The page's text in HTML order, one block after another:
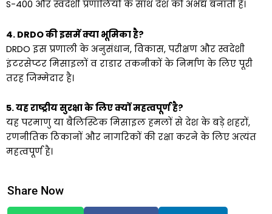
S-400 और स्वदेशी प्रणालियों के साथ देश को अभेद्य बनाती है।
4. DRDO की इसमें क्या भूमिका है?
DRDO इस प्रणाली के अनुसंधान, विकास, परीक्षण और स्वदेशी
इंटरसेप्टर मिसाइलों व राडार तकनीकों के निर्माण के लिए पूरी
तरह जिम्मेदार है।
5. यह राष्ट्रीय सुरक्षा के लिए क्यों महत्वपूर्ण है?
यह परमाणु या बैलिस्टिक मिसाइल हमलों से देश के बड़े शहरों,
रणनीतिक ठिकानों और नागरिकों की रक्षा करने के लिए अत्यंत
महत्वपूर्ण है।
Share Now